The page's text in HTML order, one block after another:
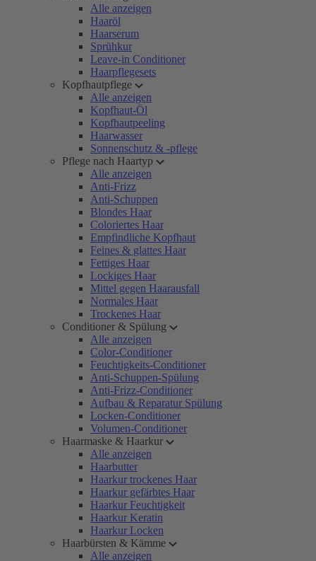
Alle anzeigen
Haaröl
Haarserum
Sprühkur
Leave-in Conditioner
Haarpflegesets
Kopfhautpflege
Alle anzeigen
Kopfhaut-Öl
Kopfhautpeeling
Haarwasser
Sonnenschutz & -pflege
Pflege nach Haartyp
Alle anzeigen
Anti-Frizz
Anti-Schuppen
Blondes Haar
Coloriertes Haar
Empfindliche Kopfhaut
Feines & glattes Haar
Fettiges Haar
Lockiges Haar
Mittel gegen Haarausfall
Normales Haar
Trockenes Haar
Conditioner & Spülung
Alle anzeigen
Color-Conditioner
Feuchtigkeits-Conditioner
Anti-Schuppen-Spülung
Anti-Frizz-Conditioner
Aufbau & Reparatur Spülung
Locken-Conditioner
Volumen-Conditioner
Haarmaske & Haarkur
Alle anzeigen
Haarbutter
Haarkur trockenes Haar
Haarkur gefärbtes Haar
Haarkur Feuchtigkeit
Haarkur Keratin
Haarkur Locken
Haarbürsten & Kämme
Alle anzeigen